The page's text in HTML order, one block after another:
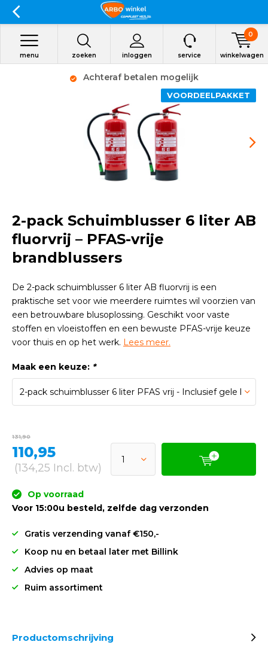
zoeken inloggen
menu service winkelwagen
0
Achteraf betalen mogelijk
VOORDEELPAKKET
2-pack Schuimblusser 6 liter AB
fluorvrij – PFAS-vrije
brandblussers
De 2-pack schuimblusser 6 liter AB fluorvrij is een
praktische set voor wie meerdere ruimtes wil voorzien van
een betrouwbare blusoplossing. Geschikt voor vaste
stoffen en vloeistoffen en een bewuste PFAS-vrije keuze
voor thuis en op het werk. Lees meer.
Maak een keuze: *
131,90
110,95
(134,25 Incl. btw)
Op voorraad
Voor 15:00u besteld, zelfde dag verzonden
Gratis verzending vanaf €150,-
Koop nu en betaal later met Billink
Advies op maat
Ruim assortiment
Productomschrijving